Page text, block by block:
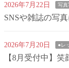
2026年7月22日 写真
SNSや雑誌の写
2026年7月20日 ●レ
【8月受付中】